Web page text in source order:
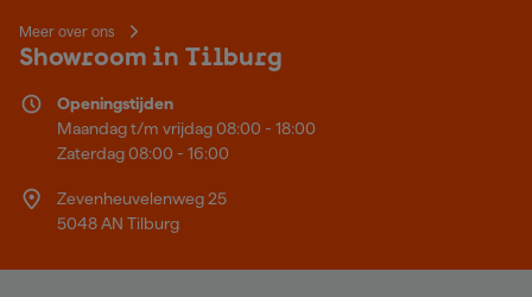
Meer over ons
Showroom in Tilburg
Openingstijden
Maandag t/m vrijdag 08:00 - 18:00
Zaterdag 08:00 - 16:00
Zevenheuvelenweg 25
5048 AN Tilburg